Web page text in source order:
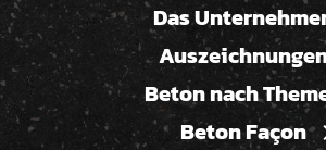
Das
Beton nach
Beton Façon